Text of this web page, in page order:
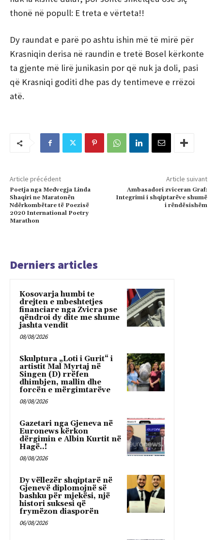
thonë në popull: E treta e vërteta!!
Dy raundat e parë po ashtu ishin më të mirë për
Krasniqin derisa në raundin e tretë Bosel kërkonte
ta gjente më lirë junikasin por që nuk ja doli, pasi
që Krasniqi goditi dhe pas dy tentimeve e rrëzoi
atë.
Article précédent
Poetja nga Medvegja Linda
Shaqiri ne Maratonën
Ndërkombëtare të Poezisë
2020 International Poetry
Marathon
Article suivant
Ambasadori zviceran Graf:
Integrimi i shqiptarëve shumë
i rëndësishëm
Derniers articles
Kosovarja humbi te
drejten e mbeshtetjes
financiare nga Zvicra pse
qëndroi dy dite me shume
jashta vendit
08/08/2026
Skulptura „Loti i Gurit“ i
artistit Mal Myrtaj në
Singen (D) rrëfen
dhimbjen, mallin dhe
forcën e mërgimtarëve
08/08/2026
Gazetari nga Gjeneva në
Euronews kërkon
dërgimin e Albin Kurtit në
Hagë..!
08/08/2026
Dy vëllezër shqiptarë në
Gjenevë diplomojnë së
bashku për mjekësi, një
histori suksesi që
frymëzon diasporën
06/08/2026